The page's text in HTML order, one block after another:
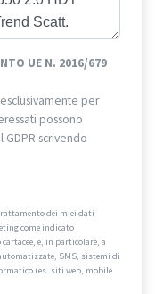
UE N. 2016/679
per
possono
scrivendo
dei miei dati
come indicato
e, in particolare, a
SMS, sistemi di
(es. siti web, mobile